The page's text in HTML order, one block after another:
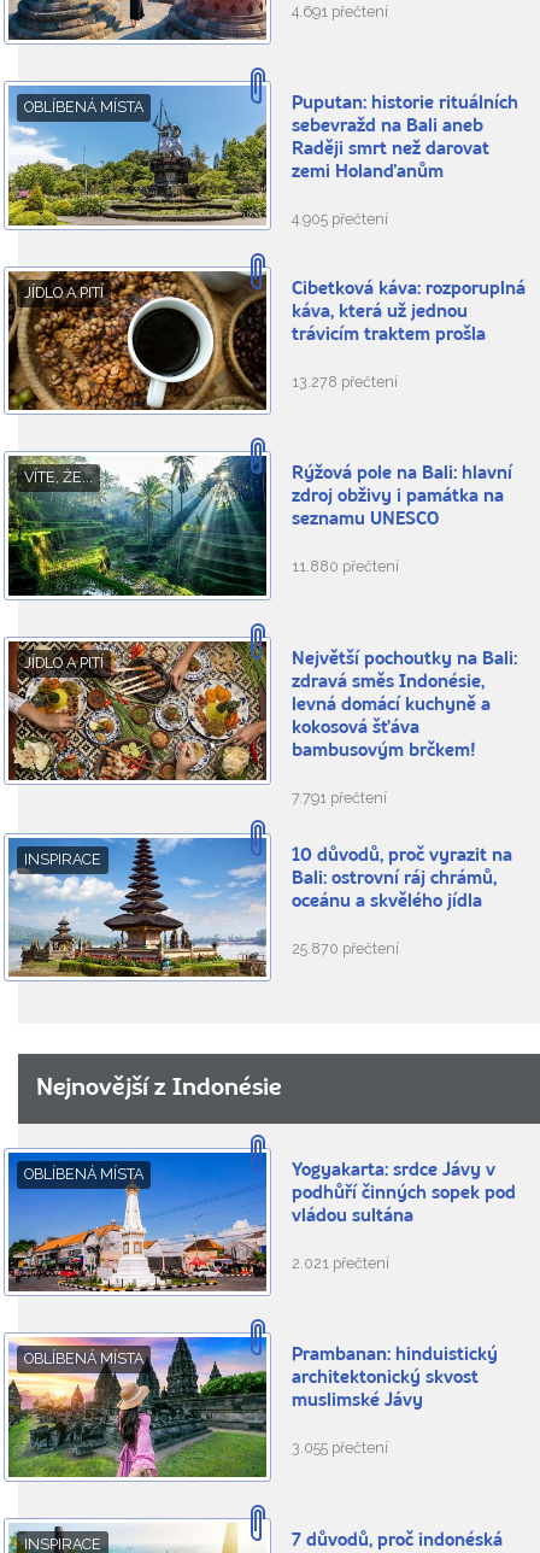
4.691 přečtení
OBLÍBENÁ MÍSTA
Puputan: historie rituálních
sebevražd na Bali aneb
Raději smrt než darovat
zemi Holanďanům
4.905 přečtení
JÍDLO A PITÍ
Cibetková káva: rozporuplná
káva, která už jednou
trávicím traktem prošla
13.278 přečtení
VÍTE, ŽE...
Rýžová pole na Bali: hlavní
zdroj obživy i památka na
seznamu UNESCO
11.880 přečtení
JÍDLO A PITÍ
Největší pochoutky na Bali:
zdravá směs Indonésie,
levná domácí kuchyně a
kokosová šťáva
bambusovým brčkem!
7.791 přečtení
INSPIRACE
10 důvodů, proč vyrazit na
Bali: ostrovní ráj chrámů,
oceánu a skvělého jídla
25.870 přečtení
Nejnovější z Indonésie
OBLÍBENÁ MÍSTA
Yogyakarta: srdce Jávy v
podhůří činných sopek pod
vládou sultána
2.021 přečtení
OBLÍBENÁ MÍSTA
Prambanan: hinduistický
architektonický skvost
muslimské Jávy
3.055 přečtení
INSPIRACE 7 důvodů, proč indonéská